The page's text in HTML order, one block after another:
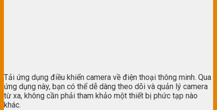
Tải ứng dụng điều khiển camera về điện thoại thông minh. Qua
ứng dụng này, bạn có thể dễ dàng theo dõi và quản lý camera
từ xa, không cần phải tham khảo một thiết bị phức tạp nào
khác.